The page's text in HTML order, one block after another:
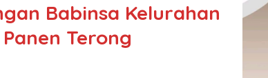
Babinsa Kelurahan
Terong